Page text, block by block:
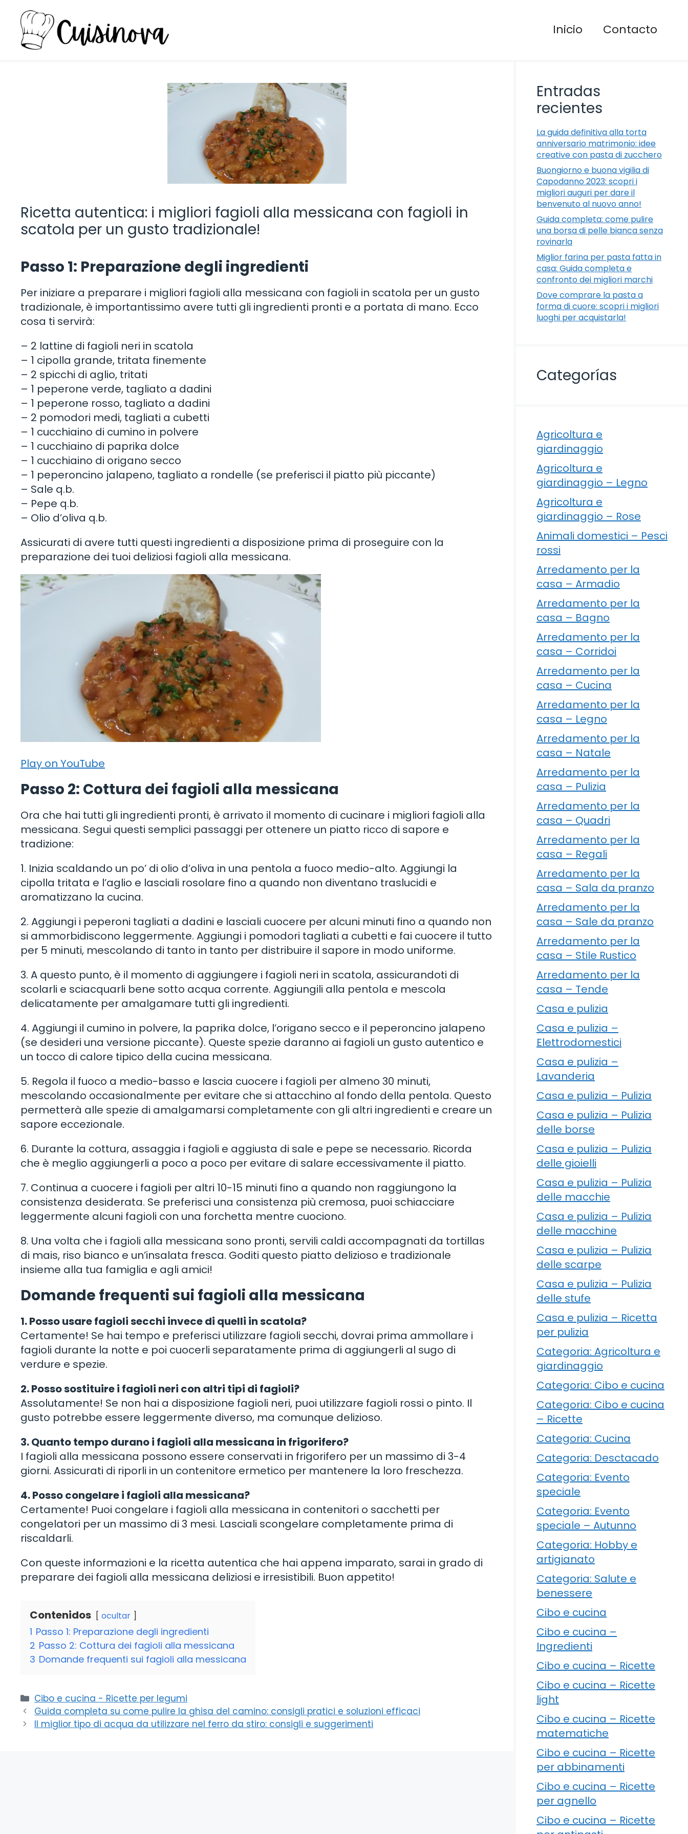
contenuto
Inicio Contacto
Ricetta autentica: i migliori fagioli alla messicana con fagioli in
scatola per un gusto tradizionale!
Passo 1: Preparazione degli ingredienti
Per iniziare a preparare i migliori fagioli alla messicana con fagioli in scatola per un gusto
tradizionale, è importantissimo avere tutti gli ingredienti pronti e a portata di mano. Ecco
cosa ti servirà:
– 2 lattine di fagioli neri in scatola
– 1 cipolla grande, tritata finemente
– 2 spicchi di aglio, tritati
– 1 peperone verde, tagliato a dadini
– 1 peperone rosso, tagliato a dadini
– 2 pomodori medi, tagliati a cubetti
– 1 cucchiaino di cumino in polvere
– 1 cucchiaino di paprika dolce
– 1 cucchiaino di origano secco
– 1 peperoncino jalapeno, tagliato a rondelle (se preferisci il piatto più piccante)
– Sale q.b.
– Pepe q.b.
– Olio d’oliva q.b.
Assicurati di avere tutti questi ingredienti a disposizione prima di proseguire con la
preparazione dei tuoi deliziosi fagioli alla messicana.
Play on YouTube
Passo 2: Cottura dei fagioli alla messicana
Ora che hai tutti gli ingredienti pronti, è arrivato il momento di cucinare i migliori fagioli alla
messicana. Segui questi semplici passaggi per ottenere un piatto ricco di sapore e
tradizione:
1. Inizia scaldando un po’ di olio d’oliva in una pentola a fuoco medio-alto. Aggiungi la
cipolla tritata e l’aglio e lasciali rosolare fino a quando non diventano traslucidi e
aromatizzano la cucina.
2. Aggiungi i peperoni tagliati a dadini e lasciali cuocere per alcuni minuti fino a quando non
si ammorbidiscono leggermente. Aggiungi i pomodori tagliati a cubetti e fai cuocere il tutto
per 5 minuti, mescolando di tanto in tanto per distribuire il sapore in modo uniforme.
3. A questo punto, è il momento di aggiungere i fagioli neri in scatola, assicurandoti di
scolarli e sciacquarli bene sotto acqua corrente. Aggiungili alla pentola e mescola
delicatamente per amalgamare tutti gli ingredienti.
4. Aggiungi il cumino in polvere, la paprika dolce, l’origano secco e il peperoncino jalapeno
(se desideri una versione piccante). Queste spezie daranno ai fagioli un gusto autentico e
un tocco di calore tipico della cucina messicana.
5. Regola il fuoco a medio-basso e lascia cuocere i fagioli per almeno 30 minuti,
mescolando occasionalmente per evitare che si attacchino al fondo della pentola. Questo
permetterà alle spezie di amalgamarsi completamente con gli altri ingredienti e creare un
sapore eccezionale.
6. Durante la cottura, assaggia i fagioli e aggiusta di sale e pepe se necessario. Ricorda
che è meglio aggiungerli a poco a poco per evitare di salare eccessivamente il piatto.
7. Continua a cuocere i fagioli per altri 10-15 minuti fino a quando non raggiungono la
consistenza desiderata. Se preferisci una consistenza più cremosa, puoi schiacciare
leggermente alcuni fagioli con una forchetta mentre cuociono.
8. Una volta che i fagioli alla messicana sono pronti, servili caldi accompagnati da tortillas
di mais, riso bianco e un’insalata fresca. Goditi questo piatto delizioso e tradizionale
insieme alla tua famiglia e agli amici!
Domande frequenti sui fagioli alla messicana
1. Posso usare fagioli secchi invece di quelli in scatola?
Certamente! Se hai tempo e preferisci utilizzare fagioli secchi, dovrai prima ammollare i
fagioli durante la notte e poi cuocerli separatamente prima di aggiungerli al sugo di
verdure e spezie.
2. Posso sostituire i fagioli neri con altri tipi di fagioli?
Assolutamente! Se non hai a disposizione fagioli neri, puoi utilizzare fagioli rossi o pinto. Il
gusto potrebbe essere leggermente diverso, ma comunque delizioso.
3. Quanto tempo durano i fagioli alla messicana in frigorifero?
I fagioli alla messicana possono essere conservati in frigorifero per un massimo di 3-4
giorni. Assicurati di riporli in un contenitore ermetico per mantenere la loro freschezza.
4. Posso congelare i fagioli alla messicana?
Certamente! Puoi congelare i fagioli alla messicana in contenitori o sacchetti per
congelatori per un massimo di 3 mesi. Lasciali scongelare completamente prima di
riscaldarli.
Con queste informazioni e la ricetta autentica che hai appena imparato, sarai in grado di
preparare dei fagioli alla messicana deliziosi e irresistibili. Buon appetito!
Contenidos ocultar
1 Passo 1: Preparazione degli ingredienti
2 Passo 2: Cottura dei fagioli alla messicana
3 Domande frequenti sui fagioli alla messicana
Categorie
Cibo e cucina - Ricette per legumi
Guida completa su come pulire la ghisa del camino: consigli pratici e soluzioni efficaci
Il miglior tipo di acqua da utilizzare nel ferro da stiro: consigli e suggerimenti
Entradas
recientes
La guida definitiva alla torta
anniversario matrimonio: idee
creative con pasta di zucchero
Buongiorno e buona vigilia di
Capodanno 2023: scopri i
migliori auguri per dare il
benvenuto al nuovo anno!
Guida completa: come pulire
una borsa di pelle bianca senza
rovinarla
Miglior farina per pasta fatta in
casa: Guida completa e
confronto dei migliori marchi
Dove comprare la pasta a
forma di cuore: scopri i migliori
luoghi per acquistarla!
Categorías
Agricoltura e
giardinaggio
Agricoltura e
giardinaggio – Legno
Agricoltura e
giardinaggio – Rose
Animali domestici – Pesci
rossi
Arredamento per la
casa – Armadio
Arredamento per la
casa – Bagno
Arredamento per la
casa – Corridoi
Arredamento per la
casa – Cucina
Arredamento per la
casa – Legno
Arredamento per la
casa – Natale
Arredamento per la
casa – Pulizia
Arredamento per la
casa – Quadri
Arredamento per la
casa – Regali
Arredamento per la
casa – Sala da pranzo
Arredamento per la
casa – Sale da pranzo
Arredamento per la
casa – Stile Rustico
Arredamento per la
casa – Tende
Casa e pulizia
Casa e pulizia –
Elettrodomestici
Casa e pulizia –
Lavanderia
Casa e pulizia – Pulizia
Casa e pulizia – Pulizia
delle borse
Casa e pulizia – Pulizia
delle gioielli
Casa e pulizia – Pulizia
delle macchie
Casa e pulizia – Pulizia
delle macchine
Casa e pulizia – Pulizia
delle scarpe
Casa e pulizia – Pulizia
delle stufe
Casa e pulizia – Ricetta
per pulizia
Categoria: Agricoltura e
giardinaggio
Categoria: Cibo e cucina
Categoria: Cibo e cucina
– Ricette
Categoria: Cucina
Categoria: Desctacado
Categoria: Evento
speciale
Categoria: Evento
speciale – Autunno
Categoria: Hobby e
artigianato
Categoria: Salute e
benessere
Cibo e cucina
Cibo e cucina –
Ingredienti
Cibo e cucina – Ricette
Cibo e cucina – Ricette
light
Cibo e cucina – Ricette
matematiche
Cibo e cucina – Ricette
per abbinamenti
Cibo e cucina – Ricette
per agnello
Cibo e cucina – Ricette